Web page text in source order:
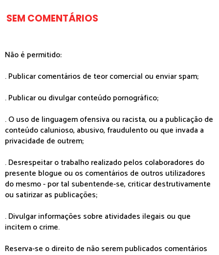
SEM COMENTÁRIOS
Não é permitido:
. Publicar comentários de teor comercial ou enviar spam;
. Publicar ou divulgar conteúdo pornográfico;
. O uso de linguagem ofensiva ou racista, ou a publicação de
conteúdo calunioso, abusivo, fraudulento ou que invada a
privacidade de outrem;
. Desrespeitar o trabalho realizado pelos colaboradores do
presente blogue ou os comentários de outros utilizadores
do mesmo - por tal subentende-se, criticar destrutivamente
ou satirizar as publicações;
. Divulgar informações sobre atividades ilegais ou que
incitem o crime.
Reserva-se o direito de não serem publicados comentários